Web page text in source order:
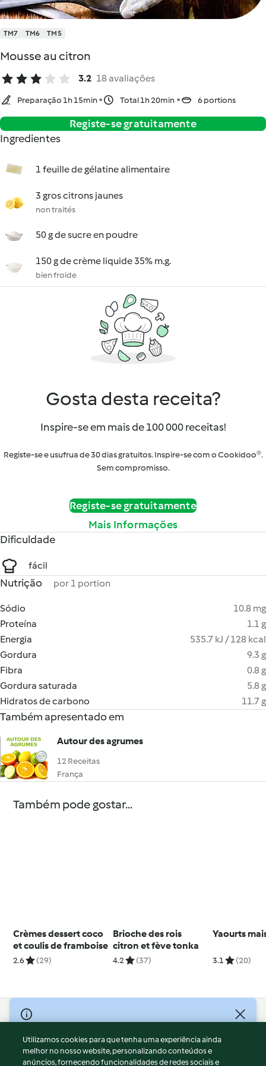
TM7 TM6 TM5
Mousse au citron
3.2 18 avaliações
Preparação 1h 15min Total 1h 20min 6 portions
Registe-se gratuitamente
Ingredientes
1 feuille de gélatine alimentaire
3 gros citrons jaunes
non traités
50 g de sucre en poudre
150 g de crème liquide 35% m.g.
bien froide
Gosta desta receita?
Inspire-se em mais de 100 000 receitas!
Registe-se e usufrua de 30 dias gratuitos. Inspire-se com o Cookidoo®.
Sem compromisso.
Registe-se gratuitamente
Mais Informações
Dificuldade
fácil
Nutrição por 1 portion
Sódio
10.8 mg
Proteína
1.1 g
Energia
535.7 kJ / 128 kcal
Gordura
9.3 g
Fibra
0.8 g
Gordura saturada
5.8 g
Hidratos de carbono
11.7 g
Também apresentado em
Autour des agrumes
12 Receitas
França
Também pode gostar...
Crèmes dessert coco
et coulis de framboise
2.6 (29)
Brioche des rois
citron et fève tonka
4.2 (37)
Yaourts
3.1 (20)
© Copyright 2026
Termos de Utilização
Aviso sobre Proteção de Dados
Utilizamos cookies para que tenha uma experiência ainda
melhor no nosso website, personalizando conteúdos e
anúncios, fornecendo funcionalidades de redes sociais e